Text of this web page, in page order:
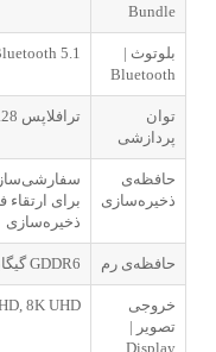
‌Bundle
بلوتوث |
Bluetooth
5.1
توان
پردازشی
10.28 ترافلاپس
حافظه‌ی
ذخیره‌سازی
ذخیره‌سازی
حافظه‌ی رم 16 گیگابایت GDDR6
خروجی
تصویر |
Display
8K UHD